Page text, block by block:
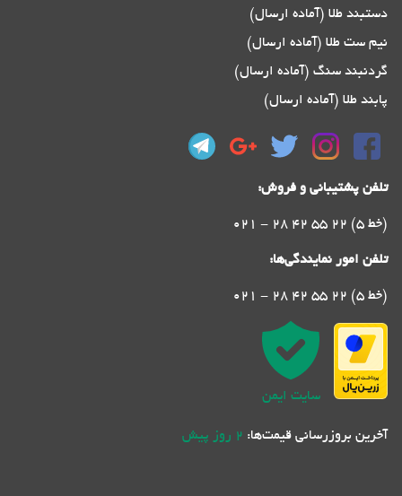
دستبند طلا (آماده ارسال)
نیم ست طلا (آماده ارسال)
گردنبند سنگ (آماده ارسال)
پابند طلا (آماده ارسال)
تلفن پشتیبانی و فروش:
021 - 28 42 55 22 (5 خط)
تلفن امور نمایندگی‌ها:
021 - 28 42 55 22 (5 خط)
سایت ایمن
آخرین بروزرسانی قیمت‌ها: 2 روز پیش